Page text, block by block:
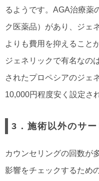
るようです。AGA治療薬
ク医薬品）があり、ジェ
よりも費用を抑えること
ジェネリックで有名なの
されたプロペシアのジェ
10,000円程度安く設定さ
3．施術以外のサ
カウンセリングの回数が
影響をチェックするため